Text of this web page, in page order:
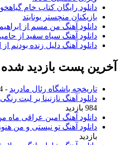
دانلود رایگان کتاب خام
بازیکنان منچستر یونایتد
دانلود آهنگ من مسم از
دانلود آهنگ سیاه سفید از
دانلود آهنگ دلیل زنده بودنم
آخرین پست بازدید شده
تاریخچه باشگاه رئال مادرید - 104 بازدید
دانلود آهنگ نازنینا بر لبت
984 بازدید
دانلود آهنگ امین عراقی ماه
دانلود آهنگ تو نیستی و من
بازدید